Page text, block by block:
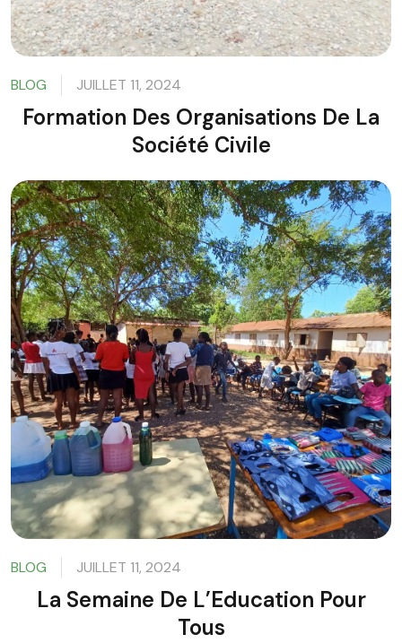
BLOG JUILLET 11, 2024
Formation Des Organisations De La
Société Civile
BLOG JUILLET 11, 2024
La Semaine De L’Education Pour
Tous